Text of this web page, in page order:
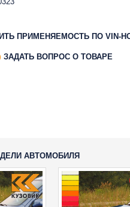
ПРИМЕНЯЕМОСТЬ ПО VIN-
ЗАДАТЬ ВОПРОС О ТОВАРЕ
АВТОМОБИЛЯ